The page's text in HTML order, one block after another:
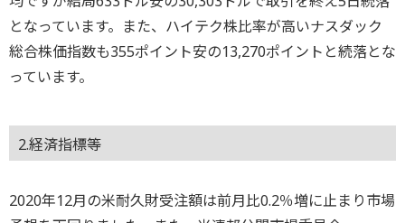
となっています。また、ハイテク株比率が高いナスダック
総合株価指数も355ポイント安の13,270ポイントと続落とな
っています。
2.経済指標等
2020年12月の米耐久財受注額は前月比0.2％増に止まり市場